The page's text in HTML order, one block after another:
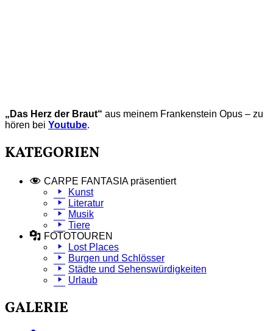
„Das Herz der Braut“ aus meinem Frankenstein Opus – zu
hören bei Youtube.
KATEGORIEN
CARPE FANTASIA präsentiert
Kunst
Literatur
Musik
Tiere
FOTOTOUREN
Lost Places
Burgen und Schlösser
Städte und Sehenswürdigkeiten
Urlaub
GALERIE